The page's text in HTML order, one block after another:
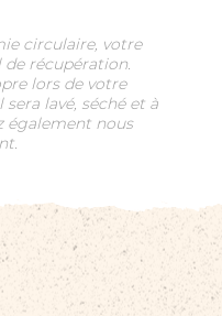
circulaire, votre
récupération.
lors de votre
lavé, séché et à
également nous